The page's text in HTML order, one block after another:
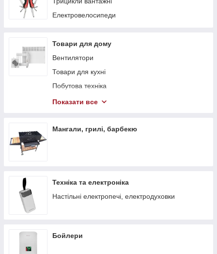
Електровелосипеди
Товари для дому
Вентилятори
Товари для кухні
Побутова техніка
Теплові гармати
Стелажі
Показати все
Мангали, грилі, барбекю
Техніка та електроніка
Настільні електропечі, електродуховки
Бойлери